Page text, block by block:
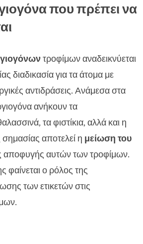
που πρέπει να
τροφίμων αναδεικνύεται
διαδικασία για τα άτομα με
αντιδράσεις. Ανάμεσα στα
ανήκουν τα
τα φιστίκια, αλλά και η
αποτελεί η μείωση του
αυτών των τροφίμων.
φαίνεται ο ρόλος της
των ετικετών στις